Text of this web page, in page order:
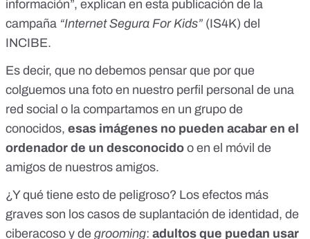
información”, explican en esta publicación de la
campaña “Internet Segura For Kids” (IS4K) del
INCIBE.
Es decir, que no debemos pensar que por que
colguemos una foto en nuestro perfil personal de una
red social o la compartamos en un grupo de
conocidos, esas imágenes no pueden acabar en el
ordenador de un desconocido o en el móvil de
amigos de nuestros amigos.
¿Y qué tiene esto de peligroso? Los efectos más
graves son los casos de suplantación de identidad, de
ciberacoso y de grooming: adultos que puedan usar